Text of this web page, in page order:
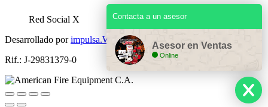
Red Social X
Desarrollado porimpulsa.Website
Rif.: J-29831379-0
Contacta a un asesor
Asesor en Ventas
Online